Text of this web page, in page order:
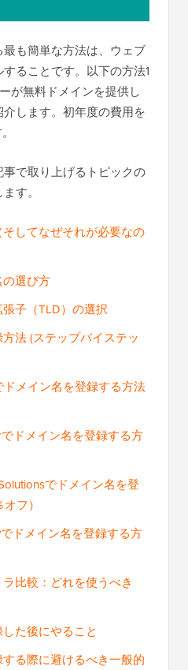
も簡単な方法は、ウェブ
ることです。以下の方法1
が無料ドメインを提供し
します。初年度の費用を
で取り上げるトピックの
す。
そしてなぜそれが必要なの
選び方
子（TLD）の選択
法 (ステップバイステッ
ドメイン名を登録する方法
ドメイン名を登録する方
でドメイン名を登
フ）
ドメイン名を登録する方
比較：どれを使うべき
た後にやること
する際に避けるべき一般的